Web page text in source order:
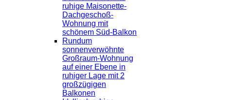
ruhige Maisonette-
Dachgeschoß-
Wohnung mit
schönem Süd-Balkon
Rundum
sonnenverwöhnte
Großraum-Wohnung
auf einer Ebene in
ruhiger Lage mit 2
großzügigen
Balkonen